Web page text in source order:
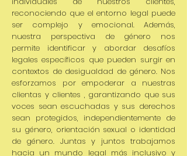
reconociendo que el entorno legal puede
ser complejo y emocional. Además,
nuestra perspectiva de género nos
permite identificar y abordar desafíos
legales específicos que pueden surgir en
contextos de desigualdad de género. Nos
esforzamos por empoderar a nuestras
clientas y clientes , garantizando que sus
voces sean escuchadas y sus derechos
sean protegidos, independientemente de
su género, orientación sexual o identidad
de género. Juntas y juntos trabajamos
hacia un mundo legal más inclusivo y